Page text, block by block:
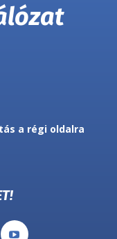
a régi oldalra